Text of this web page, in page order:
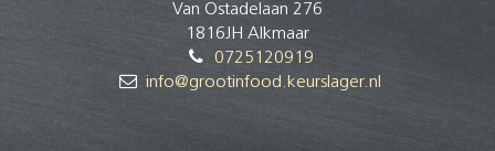
Van Ostadelaan 276
1816JH Alkmaar
0725120919
info@grootinfood.keurslager.nl